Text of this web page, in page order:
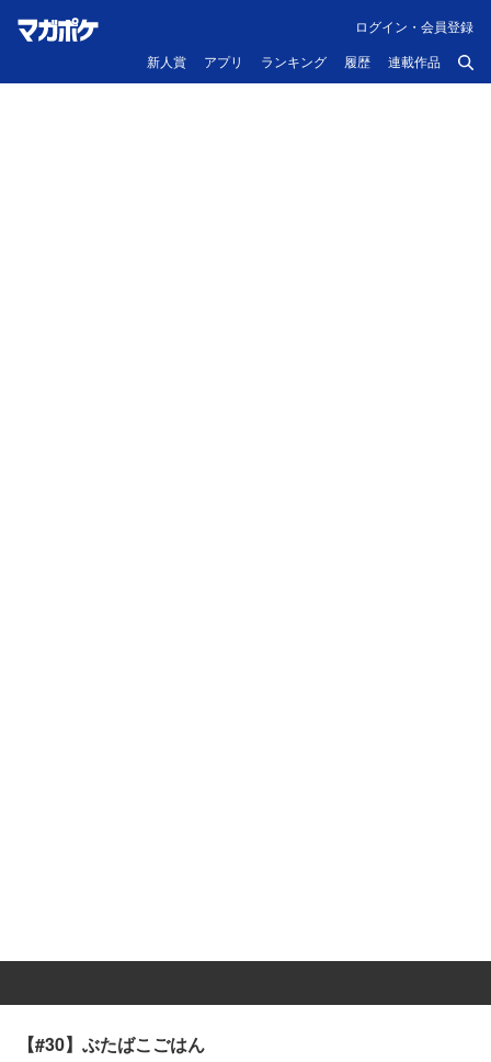
新人賞 アプリ ランキング 履歴 連載作品
ログイン・会員登録
【#30】ぶたばこごはん